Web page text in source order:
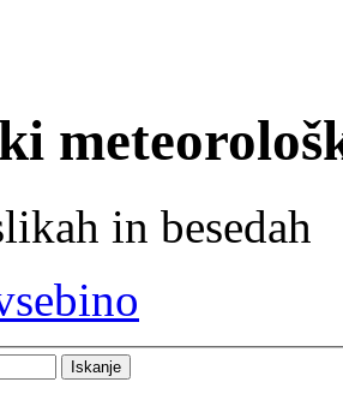
in besedah